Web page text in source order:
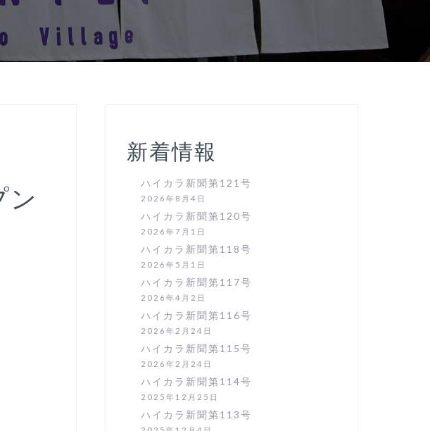
新着情報
ハイカラ新聞第121号
2026年8月4日
ハイカラ新聞第120号
2026年7月1日
ハイカラ新聞第118号
2026年5月1日
ハイカラ新聞第117号
2026年4月2日
ハイカラ新聞第116号
2026年2月24日
ハイカラ新聞第115号
2026年2月24日
ハイカラ新聞第114号
2025年12月25日
ハイカラ新聞第113号